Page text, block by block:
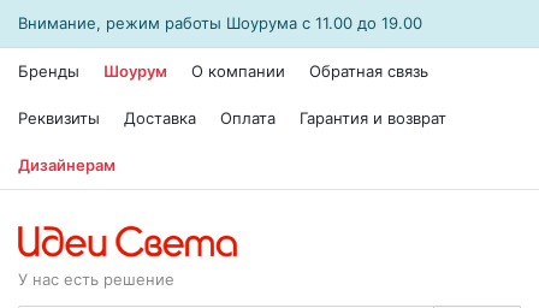
Внимание, режим работы Шоурума с 11.00 до 19.00
Бренды Шоурум О компании Обратная связь
Реквизиты Доставка Оплата Гарантия и возврат
Дизайнерам
У нас есть решение